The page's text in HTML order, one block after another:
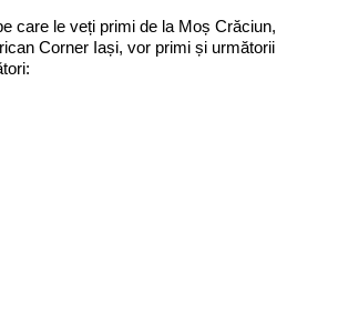
care le veți primi de la Moș Crăciun,
Corner Iași, vor primi și următorii